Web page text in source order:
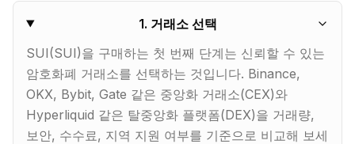
1. 거래소 선택
SUI(SUI)을 구매하는 첫 번째 단계는 신뢰할 수 있는
암호화폐 거래소를 선택하는 것입니다. Binance,
OKX, Bybit, Gate 같은 중앙화 거래소(CEX)와
Hyperliquid 같은 탈중앙화 플랫폼(DEX)을 거래량,
보안, 수수료, 지역 지원 여부를 기준으로 비교해 보세